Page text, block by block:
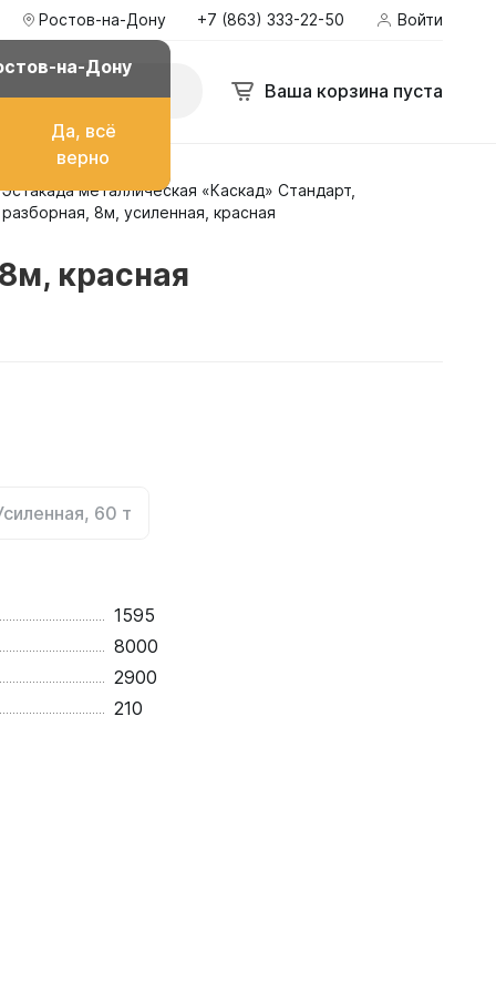
Ростов-на-Дону
на-Дону
Да, всё
верно
+7 (863) 333-22-50 Войти
Ваша корзина пуста
топлива
Эстакада металлическая «Каскад» Стандарт,
разборная, 8м, усиленная, красная
красная
60 т
1595
8000
2900
210